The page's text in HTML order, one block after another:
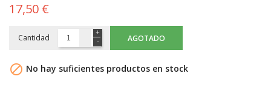
17,50 €
Cantidad AGOTADO
 No hay suficientes productos en stock